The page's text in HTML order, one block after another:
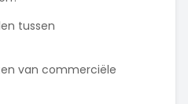
tussen
van commerciële